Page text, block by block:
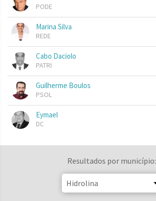
PODE
Marina Silva
REDE
Cabo Daciolo
PATRI
Guilherme Boulos
PSOL
Eymael
DC
Resultados por município: